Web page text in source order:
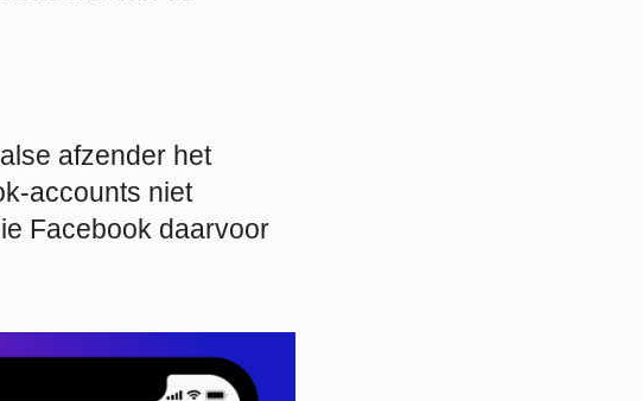
afzender het
accounts niet
Facebook daarvoor